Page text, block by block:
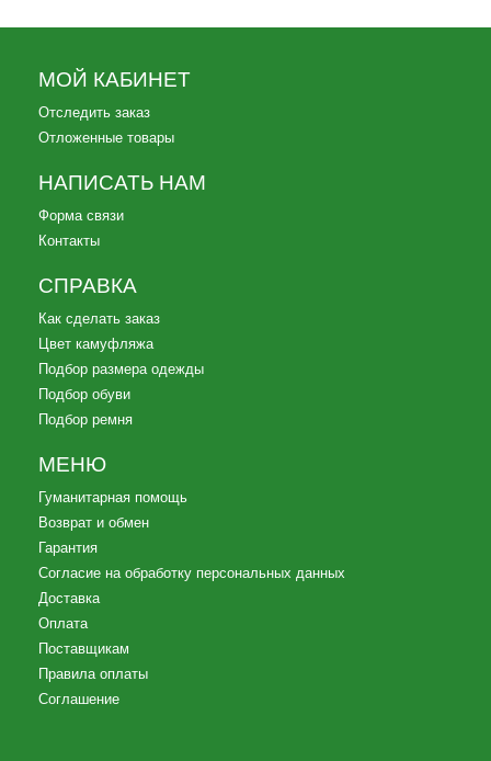
МОЙ КАБИНЕТ
Отследить заказ
Отложенные товары
НАПИСАТЬ НАМ
Форма связи
Контакты
СПРАВКА
Как сделать заказ
Цвет камуфляжа
Подбор размера одежды
Подбор обуви
Подбор ремня
МЕНЮ
Гуманитарная помощь
Возврат и обмен
Гарантия
Согласие на обработку персональных данных
Доставка
Оплата
Поставщикам
Правила оплаты
Соглашение